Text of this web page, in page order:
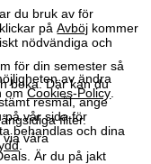
du bruk av för
påAvböj kommer
nödvändiga och
av ändra
omCookies-Policy.
på vår sida för
behandlas och dina
.
för din semester så
boka. Där kan du
resmål, ange
filter.
via våra
. Är du på jakt